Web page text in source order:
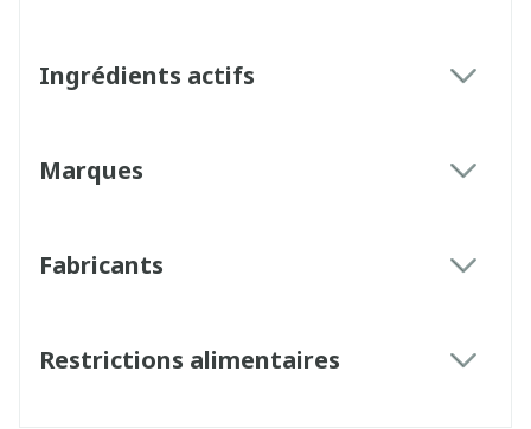
Ingrédients actifs
Marques
Fabricants
Restrictions alimentaires